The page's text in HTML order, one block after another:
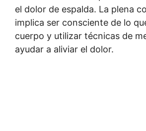
el dolor de espalda. La plena
implica ser consciente de lo
cuerpo y utilizar técnicas de
ayudar a aliviar el dolor.